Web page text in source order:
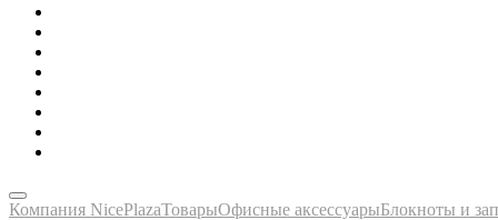
Компания NicePlazaТоварыОфисные аксессуарыБлокноты и